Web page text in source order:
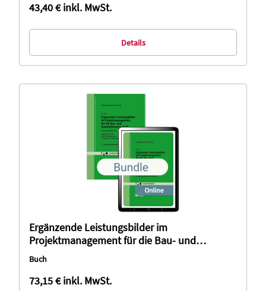
43,40 €inkl. MwSt.
Details
Ergänzende Leistungsbilder im
Projektmanagement für die Bau- und
Immobilienwirtschaft (Bundle)
Buch
73,15 €inkl. MwSt.